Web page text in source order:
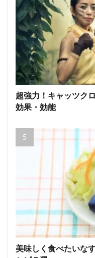
超強力！キャッツク
効果・効能
美味しく食べたいな